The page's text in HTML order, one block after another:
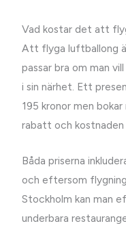
Vad kostar det att
Att flyga luftballong
passar bra om man
i sin närhet. Ett
195 kronor men
rabatt och kostnaden
Båda priserna
och eftersom
Stockholm kan man
underbara